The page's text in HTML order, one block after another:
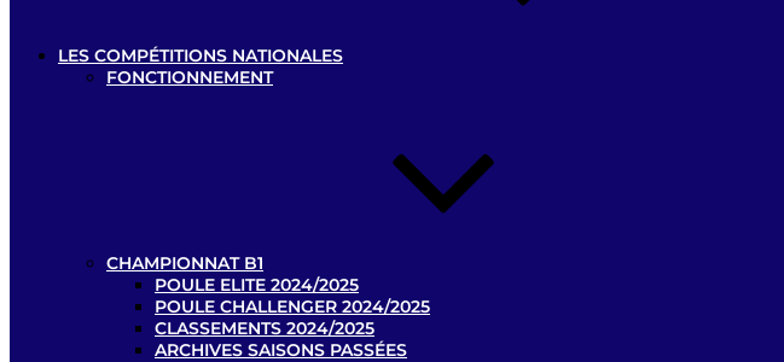
LES COMPÉTITIONS NATIONALES
FONCTIONNEMENT
CHAMPIONNAT B1
POULE ELITE 2024/2025
POULE CHALLENGER 2024/2025
CLASSEMENTS 2024/2025
ARCHIVES SAISONS PASSÉES